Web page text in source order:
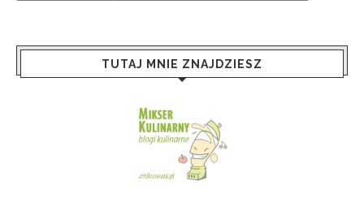
TUTAJ MNIE ZNAJDZIESZ